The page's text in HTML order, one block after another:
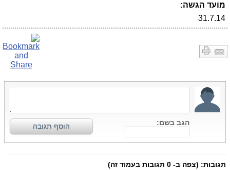
מועד הגשה:
31.7.14